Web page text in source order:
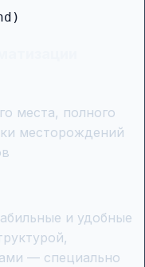
места, полного
месторождений
и удобные
— специально